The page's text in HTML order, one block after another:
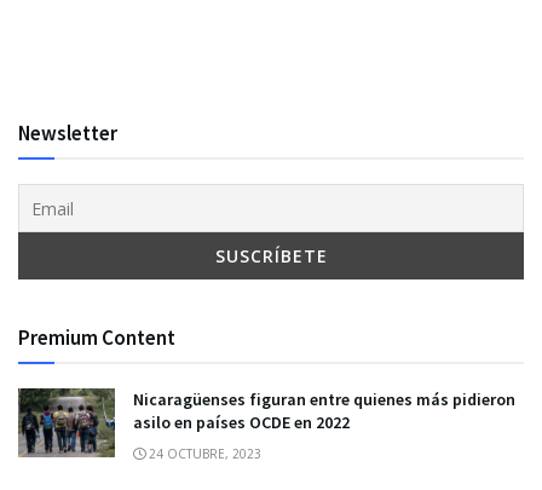
Newsletter
Premium Content
Nicaragüenses figuran entre quienes más pidieron
asilo en países OCDE en 2022
24 OCTUBRE, 2023